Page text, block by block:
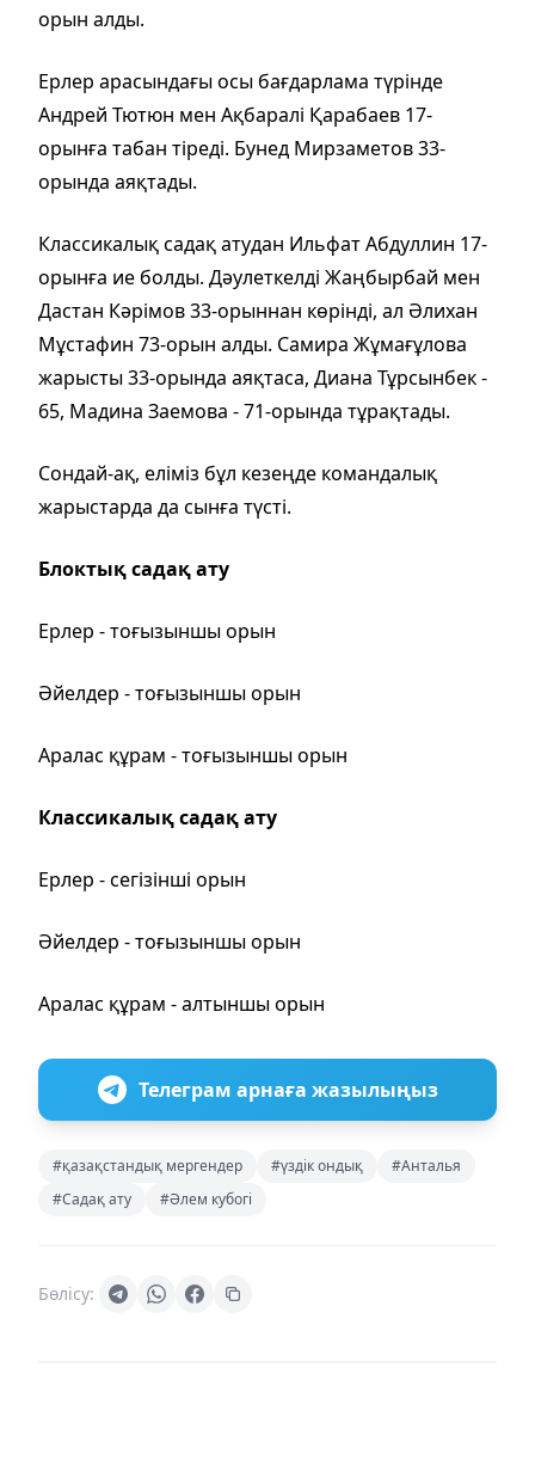
орын алды.
Ерлер арасындағы осы бағдарлама түрінде
Андрей Тютюн мен Ақбаралі Қарабаев 17-
орынға табан тіреді. Бунед Мирзаметов 33-
орында аяқтады.
Классикалық садақ атудан Ильфат Абдуллин 17-
орынға ие болды. Дәулеткелді Жаңбырбай мен
Дастан Кәрімов 33-орыннан көрінді, ал Әлихан
Мұстафин 73-орын алды. Самира Жұмағұлова
жарысты 33-орында аяқтаса, Диана Тұрсынбек -
65, Мадина Заемова - 71-орында тұрақтады.
Сондай-ақ, еліміз бұл кезеңде командалық
жарыстарда да сынға түсті.
Блоктық садақ ату
Ерлер - тоғызыншы орын
Әйелдер - тоғызыншы орын
Аралас құрам - тоғызыншы орын
Классикалық садақ ату
Ерлер - сегізінші орын
Әйелдер - тоғызыншы орын
Аралас құрам - алтыншы орын
Телеграм арнаға жазылыңыз
#қазақстандық мергендер #үздік ондық
#Анталья
#Садақ ату
#Әлем кубогі
Бөлісу: